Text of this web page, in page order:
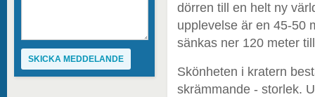
dörren till en helt ny
upplevelse är en 45-50
sänkas ner 120 meter
Skönheten i kratern
skrämmande - storlek.